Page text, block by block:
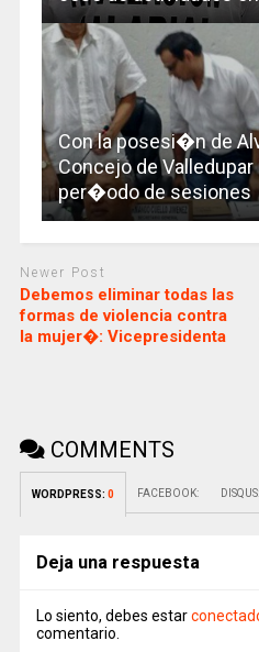
Con la posesi�n de
Concejo de
per�odo de sesiones
Newer Post
Debemos eliminar todas las
formas de violencia contra
la mujer�: Vicepresidenta
COMMENTS
WORDPRESS: 0 FACEBOOK: DISQUS:
Deja una respuesta
Lo siento, debes estar
comentario.